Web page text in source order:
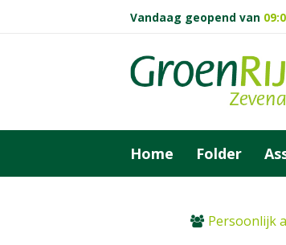
Persoonlijk
Vandaag geopend van
Home Folder